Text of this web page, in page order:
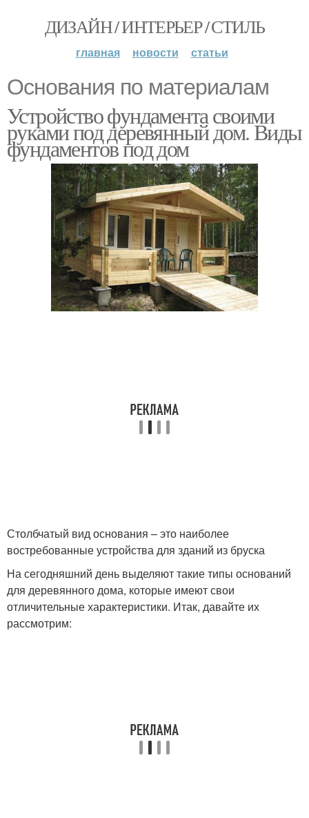
ДИЗАЙН / ИНТЕРЬЕР / СТИЛЬ
главная новости статьи
Основания по материалам
Устройство фундамента своими
руками под деревянный дом. Виды
фундаментов под дом
Столбчатый вид основания – это наиболее
востребованные устройства для зданий из бруска
На сегодняшний день выделяют такие типы оснований
для деревянного дома, которые имеют свои
отличительные характеристики. Итак, давайте их
рассмотрим: